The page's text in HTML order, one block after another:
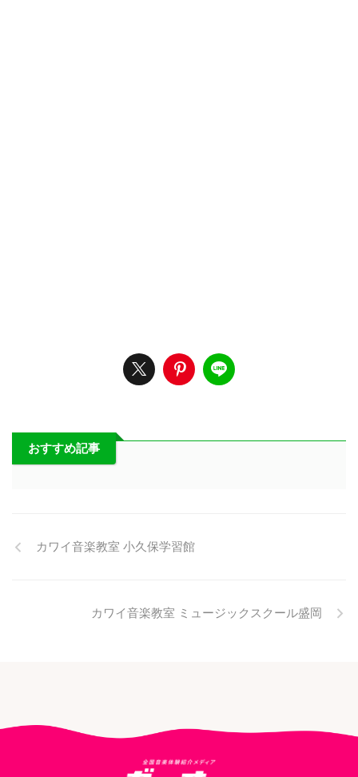
おすすめ記事
カワイ音楽教室 小久保学習館
カワイ音楽教室 ミュージックスクール盛岡